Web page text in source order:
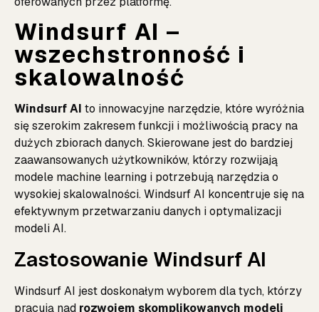
Windsurf AI –
wszechstronność i
skalowalność
Windsurf AI to innowacyjne narzędzie, które wyróżnia
się szerokim zakresem funkcji i możliwością pracy na
dużych zbiorach danych. Skierowane jest do bardziej
zaawansowanych użytkowników, którzy rozwijają
modele machine learning i potrzebują narzędzia o
wysokiej skalowalności. Windsurf AI koncentruje się na
efektywnym przetwarzaniu danych i optymalizacji
modeli AI.
Zastosowanie Windsurf AI
Windsurf AI jest doskonałym wyborem dla tych, którzy
pracują nad rozwojem skomplikowanych modeli